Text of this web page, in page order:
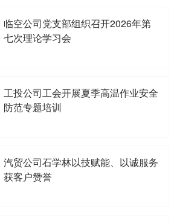
临空公司党支部组织召开2026年第
七次理论学习会
工投公司工会开展夏季高温作业安全
防范专题培训
汽贸公司石学林以技赋能、以诚服务
获客户赞誉